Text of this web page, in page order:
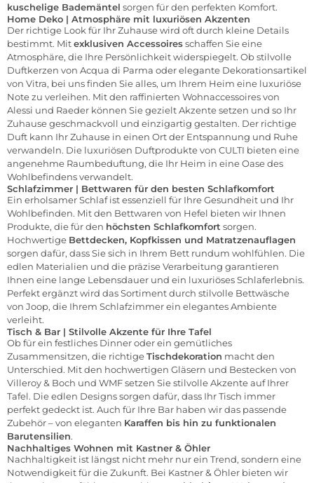
kuschelige Bademäntel sorgen für den perfekten Komfort.
Home Deko | Atmosphäre mit luxuriösen Akzenten
Der richtige Look für Ihr Zuhause wird oft durch kleine Details
bestimmt. Mitexklusiven Accessoiresschaffen Sie eine
Atmosphäre, die Ihre Persönlichkeit widerspiegelt. Ob stilvolle
Duftkerzen von Acqua di Parma oder elegante Dekorationsartikel
von Vitra, bei uns finden Sie alles, um Ihrem Heim eine luxuriöse
Note zu verleihen. Mit den raffinierten Wohnaccessoires von
Alessi und Raeder können Sie gezielt Akzente setzen und so Ihr
Zuhause geschmackvoll und einzigartig gestalten. Der richtige
Duft kann Ihr Zuhause in einen Ort der Entspannung und Ruhe
verwandeln. Die luxuriösen Duftprodukte von CULTI bieten eine
angenehme Raumbeduftung, die Ihr Heim in eine Oase des
Wohlbefindens verwandelt.
Schlafzimmer | Bettwaren für den besten Schlafkomfort
Ein erholsamer Schlaf ist essenziell für Ihre Gesundheit und Ihr
Wohlbefinden. Mit den Bettwaren von Hefel bieten wir Ihnen
Produkte, die für den höchsten Schlafkomfort sorgen.
Hochwertige Bettdecken, Kopfkissen und Matratzenauflagen
sorgen dafür, dass Sie sich in Ihrem Bett rundum wohlfühlen. Die
edlen Materialien und die präzise Verarbeitung garantieren
Ihnen eine lange Lebensdauer und ein luxuriöses Schlaferlebnis.
Perfekt ergänzt wird das Sortiment durch stilvolle Bettwäsche
von Joop, die Ihrem Schlafzimmer ein elegantes Ambiente
verleiht.
Tisch & Bar | Stilvolle Akzente für Ihre Tafel
Ob für ein festliches Dinner oder ein gemütliches
Zusammensitzen, die richtigeTischdekoration macht den
Unterschied. Mit den hochwertigen Gläsern und Bestecken von
Villeroy & Boch und WMFsetzen Sie stilvolle Akzente auf Ihrer
Tafel. Die edlen Designs sorgen dafür, dass Ihr Tisch immer
perfekt gedeckt ist. Auch für Ihre Bar haben wir das passende
Zubehör – von eleganten Karaffen bis hin zu funktionalen
Barutensilien.
Nachhaltiges Wohnen mit Kastner & Öhler
Nachhaltigkeit ist längst nicht mehr nur ein Trend, sondern eine
Notwendigkeit für die Zukunft. Bei Kastner & Öhler bieten wir